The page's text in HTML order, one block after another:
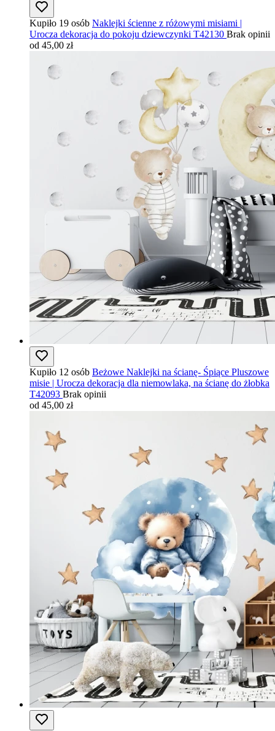
Kupiło 19 osób Naklejki ścienne z różowymi misiami |
Urocza dekoracja do pokoju dziewczynki T42130 Brak opinii
od 45,00 zł
Kupiło 12 osób Beżowe Naklejki na ścianę- Śpiące Pluszowe
misie | Urocza dekoracja dla niemowlaka, na ścianę do żłobka
T42093 Brak opinii
od 45,00 zł